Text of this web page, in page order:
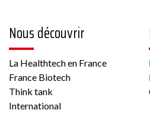
6 rue Pierre Haret 75009
Autre, Culture cellulaire
Nous découvrir
La Healthtech en France
France Biotech
Think tank
International